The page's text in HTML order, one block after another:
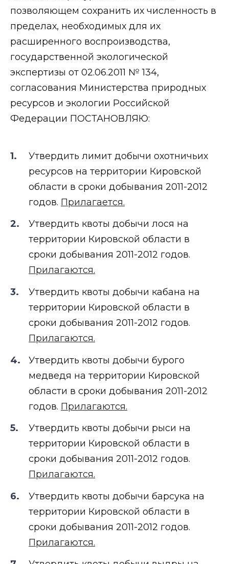
позволяющем сохранить их численность в
пределах, необходимых для их
расширенного воспроизводства,
государственной экологической
экспертизы от 02.06.2011 № 134,
согласования Министерства природных
ресурсов и экологии Российской
Федерации ПОСТАНОВЛЯЮ:
Утвердить лимит добычи охотничьих
ресурсов на территории Кировской
области в сроки добывания 2011-2012
годов. Прилагается.
Утвердить квоты добычи лося на
территории Кировской области в
сроки добывания 2011-2012 годов.
Прилагаются.
Утвердить квоты добычи кабана на
территории Кировской области в
сроки добывания 2011-2012 годов.
Прилагаются.
Утвердить квоты добычи бурого
медведя на территории Кировской
области в сроки добывания 2011-2012
годов. Прилагаются.
Утвердить квоты добычи рыси на
территории Кировской области в
сроки добывания 2011-2012 годов.
Прилагаются.
Утвердить квоты добычи барсука на
территории Кировской области в
сроки добывания 2011-2012 годов.
Прилагаются.